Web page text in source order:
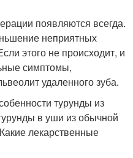
появляются всегда.
неприятных
этого не происходит, и
симптомы,
удаленного зуба.
турунды из
в уши из обычной
лекарственные